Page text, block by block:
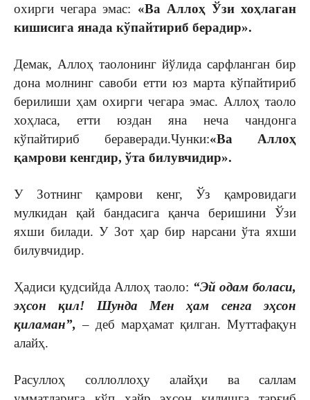
охирги чегара эмас: «Ва Аллоҳ Ўзи хоҳлаган
кишисига янада кўпайтириб берадир».
Демак, Аллоҳ таолонинг йўлида сарфланган бир
дона молнинг савоби етти юз марта кўпайтириб
берилиши ҳам охирги чегара эмас. Аллоҳ таоло
хоҳласа, етти юздан яна неча чандонга
кўпайтириб бераверади.Чунки:«Ва Аллоҳ
қамрови кенгдир, ўта билувчидир».
У Зотнинг қамрови кенг, Ўз қамровидаги
мулкидан қай бандасига қанча беришини Ўзи
яхши билади. У Зот ҳар бир нарсани ўта яхши
билувчидир.
Ҳадиси қудсийда Аллоҳ таоло: “Эй одам боласи,
эҳсон қил! Шунда Мен ҳам сенга эҳсон
қиламан”,– деб марҳамат қилган. Муттафақун
алайҳ.
Расуллоҳ соллоллоҳу алайҳи ва саллам